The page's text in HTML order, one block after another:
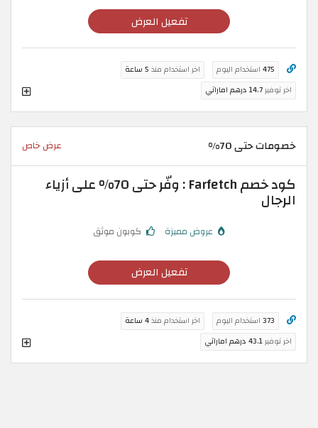
تفعيل العرض
475 استخدام اليوم اخر استخدام منذ 5 ساعة
اخر توفير14.7 درهم اماراتي
خصومات حتى 70% عرض خاص
كود خصم Farfetch : وفّر حتى 70% على أزياء
الرجال
عروض مميزة كوبون موثق
تفعيل العرض
373 استخدام اليوم اخر استخدام منذ4 ساعة
اخر توفير43.1 درهم اماراتي